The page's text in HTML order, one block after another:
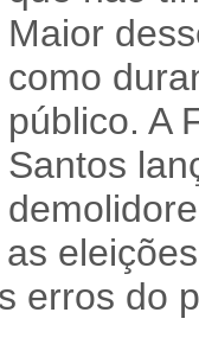
Maior
como
público. A
Santos
erros do